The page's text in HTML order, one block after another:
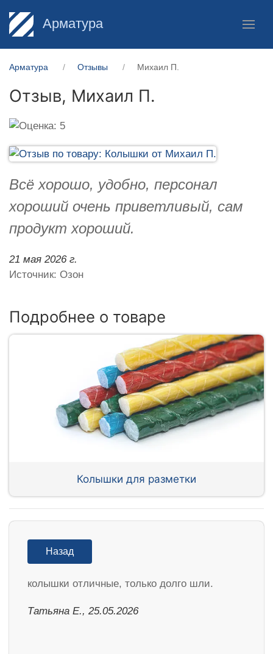
Арматура
Арматура Отзывы Михаил П.
Отзыв, Михаил П.
Всё хорошо, удобно, персонал
хороший очень приветливый, сам
продукт хороший.
21 мая 2026 г.
Источник: Озон
Подробнее о товаре
Колышки для разметки
Назад
колышки отличные, только долго шли.
Татьяна Е., 25.05.2026